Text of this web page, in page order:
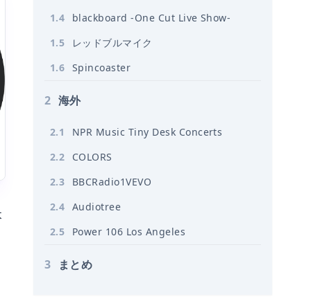
1.4
blackboard -One Cut Live Show-
1.5
レッドブルマイク
1.6 Spincoaster
2 海外
2.1
NPR Music Tiny Desk Concerts
2.2
COLORS
2.3
BBCRadio1VEVO
2.4 Audiotree
2.5 Power 106 Los Angeles
3 まとめ